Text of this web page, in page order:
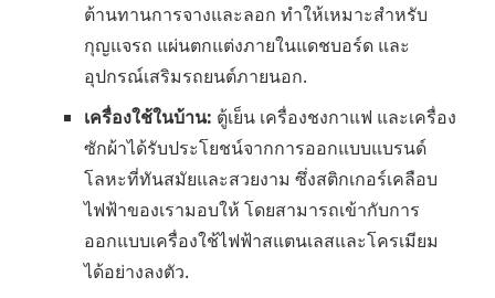
ต้านทานการจางและลอก ทำให้เหมาะสำหรับ
กุญแจรถ แผ่นตกแต่งภายในแดชบอร์ด และ
อุปกรณ์เสริมรถยนต์ภายนอก.
เครื่องใช้ในบ้าน: ตู้เย็น เครื่องชงกาแฟ และเครื่อง
ซักผ้าได้รับประโยชน์จากการออกแบบแบรนด์
โลหะที่ทันสมัยและสวยงาม ซึ่งสติกเกอร์เคลือบ
ไฟฟ้าของเรามอบให้ โดยสามารถเข้ากับการ
ออกแบบเครื่องใช้ไฟฟ้าสแตนเลสและโครเมียม
ได้อย่างลงตัว.